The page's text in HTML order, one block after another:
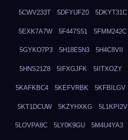
5CWV233T 5DFYUFZ0 5DKYT31C
5EXK7A7W 5F447S51 5FMM242C
5GYKO7P3 5H18E5N3 5H4C8VII
5HNS21Z8 5IFXGJFK 5IITXOZY
5KAFKBC4 5KEFVRBK 5KFBILGV
5KT1DCUW 5KZYHXKG 5L1KPI2V
5LOVPA8C 5LY0K9GU 5M4U4YA3